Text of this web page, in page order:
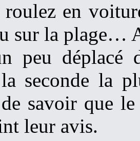
roulez en
sur la plage…
peu
seconde la
savoir que
leur avis.